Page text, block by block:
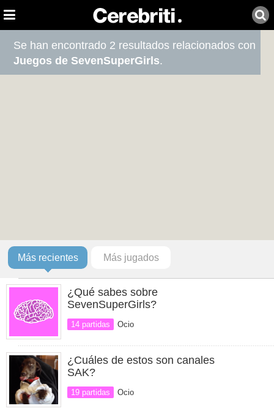
Se han encontrado 2 resultados relacionados con
Juegos de SevenSuperGirls.
Más recientes Más jugados
¿Qué sabes sobre
SevenSuperGirls?
14 partidas Ocio
¿Cuáles de estos son canales
SAK?
19 partidas Ocio